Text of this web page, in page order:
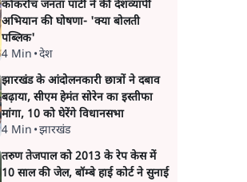
कॉकरोच जनता पार्टी ने की देशव्यापी
अभियान की घोषणा- 'क्या बोलती
पब्लिक'
4 Min •देश
झारखंड के आंदोलनकारी छात्रों ने दबाव
बढ़ाया, सीएम हेमंत सोरेन का इस्तीफा
मांगा, 10 को घेरेंगे विधानसभा
4 Min •झारखंड
तरुण तेजपाल को 2013 के रेप केस में
10 साल की जेल, बॉम्बे हाई कोर्ट ने सुनाई